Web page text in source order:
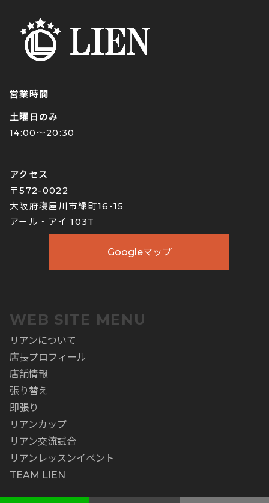
営業時間
土曜日のみ
14:00〜20:30
アクセス
〒572-0022
大阪府寝屋川市緑町16-15
アール・アイ 103T
Googleマップ
WEB SITE MENU
リアンについて
店長プロフィール
店舗情報
張り替え
即張り
リアンカップ
リアン交流試合
リアンレッスンイベント
TEAM LIEN